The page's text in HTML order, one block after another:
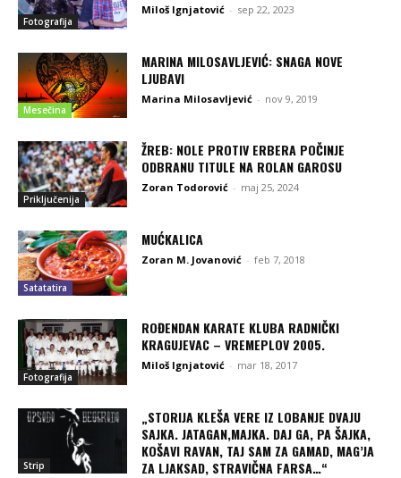
Fotografija
Miloš Ignjatović - sep 22, 2023
Mesečina
MARINA MILOSAVLJEVIĆ: SNAGA NOVE
LJUBAVI
Marina Milosavljević - nov 9, 2019
Priključenija
ŽREB: NOLE PROTIV ERBERA POČINJE
ODBRANU TITULE NA ROLAN GAROSU
Zoran Todorović - maj 25, 2024
Satatatira
MUĆKALICA
Zoran M. Jovanović - feb 7, 2018
Fotografija
ROĐENDAN KARATE KLUBA RADNIČKI
KRAGUJEVAC – VREMEPLOV 2005.
Miloš Ignjatović - mar 18, 2017
Strip
„STORIJA KLEŠA VERE IZ LOBANJE DVAJU
SAJKA. JATAGAN,MAJKA. DAJ GA, PA ŠAJKA,
KOŠAVI RAVAN, TAJ SAM ZA GAMAD, MAG’JA
ZA LJAKSAD, STRAVIČNA FARSA…“